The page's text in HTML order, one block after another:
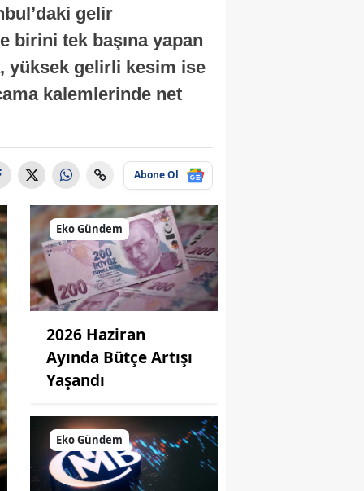
gelir
birini tek başına yapan
yüksek gelirli kesim ise
kalemlerinde net
Abone Ol
Eko Gündem
2026 Haziran
Ayında Bütçe Artışı
Yaşandı
Eko Gündem